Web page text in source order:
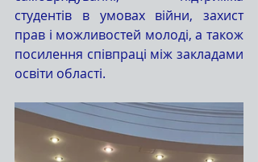
студентів в умовах війни, захист
прав і можливостей молоді, а також
посилення співпраці між закладами
освіти області.